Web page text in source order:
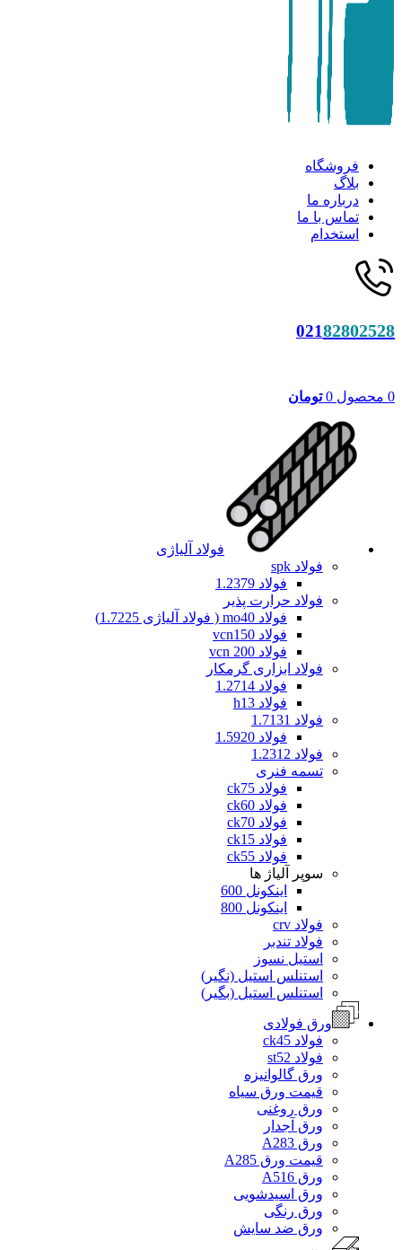
فروشگاه
بلاگ
درباره ما
تماس با ما
استخدام
02182802528
0 محصول 0 تومان
فولاد آلیاژی
فولاد spk
فولاد 1.2379
فولاد حرارت پذیر
فولاد mo40 ( فولاد آلیاژی 1.7225)
فولاد vcn150
فولاد vcn 200
فولاد ابزاری گرمکار
فولاد 1.2714
فولاد h13
فولاد 1.7131
فولاد 1.5920
فولاد 1.2312
تسمه فنری
فولاد ck75
فولاد ck60
فولاد ck70
فولاد ck15
فولاد ck55
سوپر آلیاژ ها
اینکونل 600
اینکونل 800
فولاد crv
فولاد تندبر
استیل نسوز
استنلس استیل (نگیر)
استنلس استیل (بگیر)
ورق فولادی
فولاد ck45
فولاد st52
ورق گالوانیزه
قیمت ورق سیاه
ورق روغنی
ورق آجدار
ورق A283
قیمت ورق A285
ورق A516
ورق اسیدشویی
ورق رنگی
ورق ضد سایش